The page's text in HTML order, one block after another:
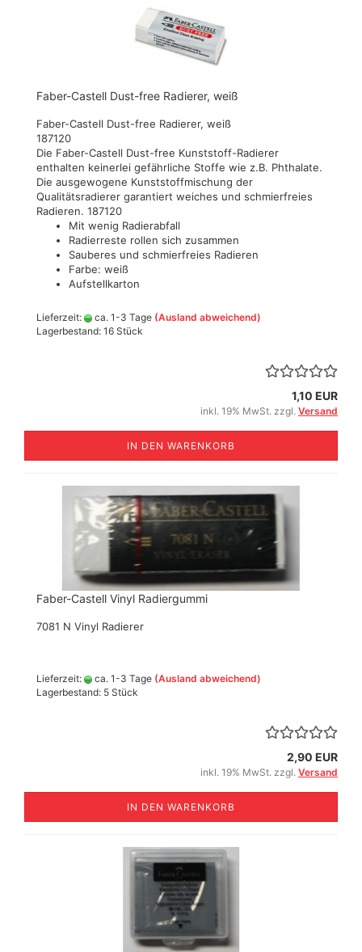
Faber-Castell Dust-free Radierer, weiß
Faber-Castell Dust-free Radierer, weiß
187120
Die Faber-Castell Dust-free Kunststoff-Radierer
enthalten keinerlei gefährliche Stoffe wie z.B. Phthalate.
Die ausgewogene Kunststoffmischung der
Qualitätsradierer garantiert weiches und schmierfreies
Radieren. 187120
Mit wenig Radierabfall
Radierreste rollen sich zusammen
Sauberes und schmierfreies Radieren
Farbe: weiß
Aufstellkarton
Lieferzeit: ca. 1-3 Tage (Ausland abweichend)
Lagerbestand: 16 Stück
1,10 EUR
inkl. 19% MwSt. zzgl. Versand
IN DEN WARENKORB
Faber-Castell Vinyl Radiergummi
7081 N Vinyl Radierer
Lieferzeit: ca. 1-3 Tage (Ausland abweichend)
Lagerbestand: 5 Stück
2,90 EUR
inkl. 19% MwSt. zzgl. Versand
IN DEN WARENKORB